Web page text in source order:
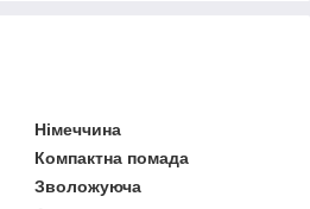
Німеччина
Компактна помада
Зволожуюча